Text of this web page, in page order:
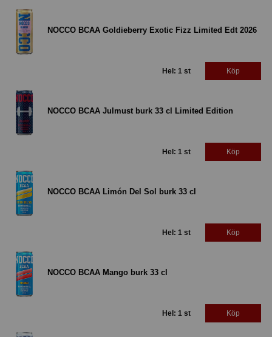
NOCCO BCAA Goldieberry Exotic Fizz Limited Edt 2026
Hel: 1 st Köp
NOCCO BCAA Julmust burk 33 cl Limited Edition
Hel: 1 st Köp
NOCCO BCAA Limón Del Sol burk 33 cl
Hel: 1 st Köp
NOCCO BCAA Mango burk 33 cl
Hel: 1 st Köp